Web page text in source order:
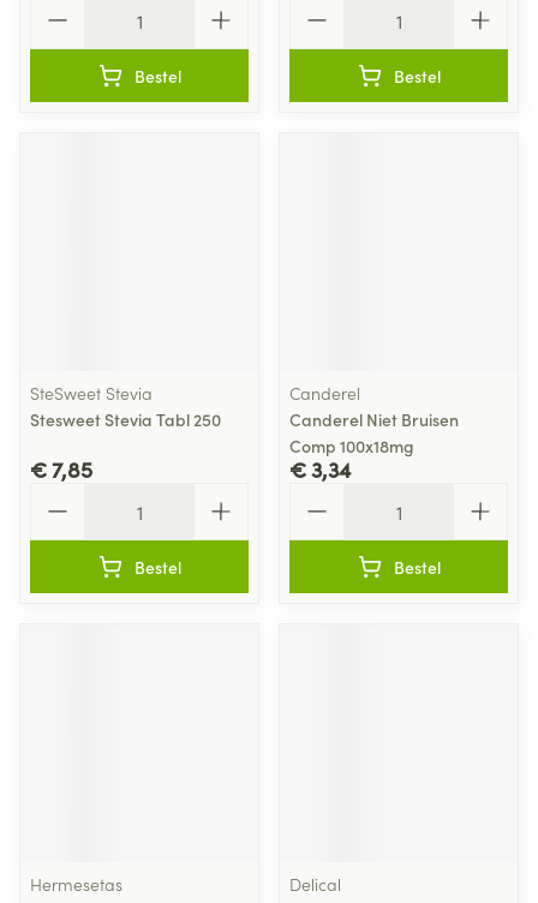
Bestel Bestel
SteSweet Stevia
Stesweet Stevia Tabl 250
€ 7,85
Bestel
Canderel
Canderel Niet Bruisen
Comp 100x18mg
€ 3,34
Bestel
Hermesetas
Delical